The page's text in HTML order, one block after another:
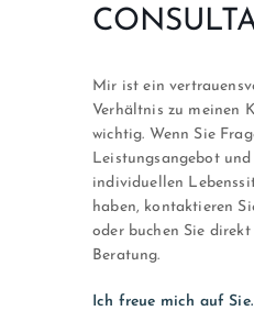
Mir ist ein
Verhältnis zu meinen
wichtig. Wenn Sie
Leistungsangebot und
individuellen
haben, kontaktieren
oder buchen Sie direkt
Beratung.
Ich freue mich auf Sie.